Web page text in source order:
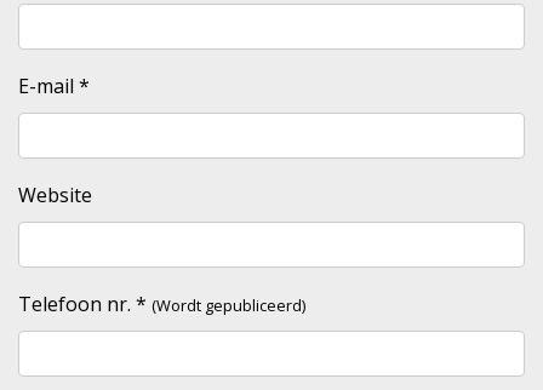
E-mail *
Website
Telefoon nr. * (Wordt gepubliceerd)